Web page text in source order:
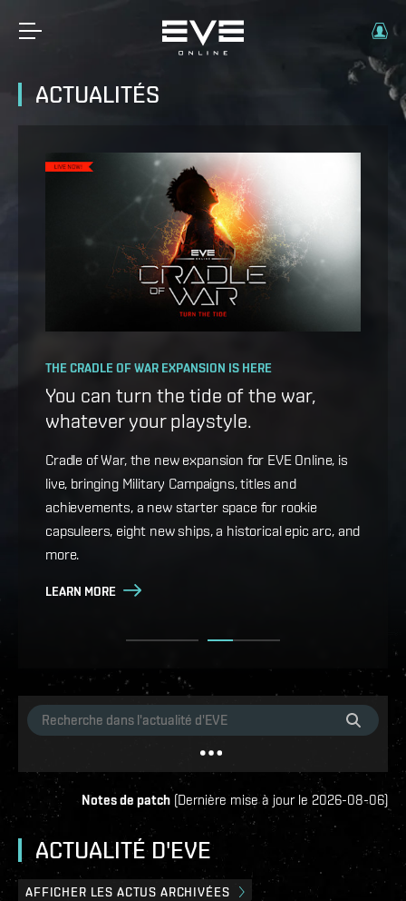
ACTUALITÉS
OPERATION AVALON: FAQ
Ansiblex Capacitor Update
Game Design Director FC Okami is back with more
details on force projection and the coming changes
to Ansiblex Jump Bridges in the September Major
Update.
LEARN MORE
THE CRADLE OF WAR EXPANSION IS HERE
You can turn the tide of the war,
whatever your playstyle.
Cradle of War, the new expansion for EVE Online, is
live, bringing Military Campaigns, titles and
achievements, a new starter space for rookie
capsuleers, eight new ships, a historical epic arc, and
more.
LEARN MORE
Notes de patch (Dernière mise à jour le 2026-08-06)
ACTUALITÉ D'EVE
AFFICHER LES ACTUS ARCHIVÉES